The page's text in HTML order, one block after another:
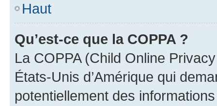
Haut
Qu’est-ce que la COPPA ?
La COPPA (Child Online
États-Unis d’Amérique qui
potentiellement des